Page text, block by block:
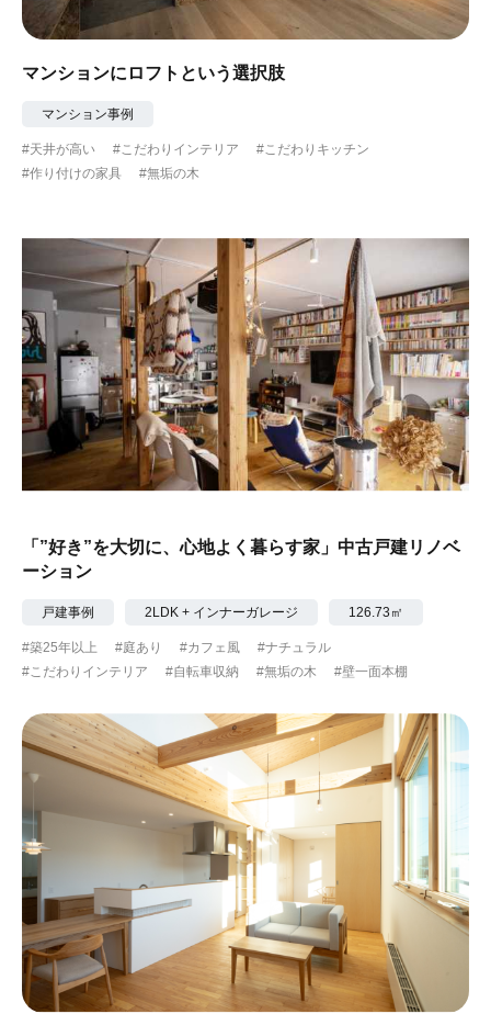
マンションにロフトという選択肢
マンション事例
#天井が高い #こだわりインテリア
#こだわりキッチン
#作り付けの家具
#無垢の木
「”好き”を大切に、心地よく暮らす家」中古戸建リノベ
ーション
戸建事例 2LDK + インナーガレージ 126.73㎡
#築25年以上 #庭あり #カフェ風
#ナチュラル
#こだわりインテリア
#自転車収納 #無垢の木 #壁一面本棚